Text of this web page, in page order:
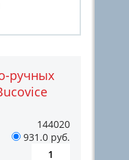
ручных
144020
931.0 руб.